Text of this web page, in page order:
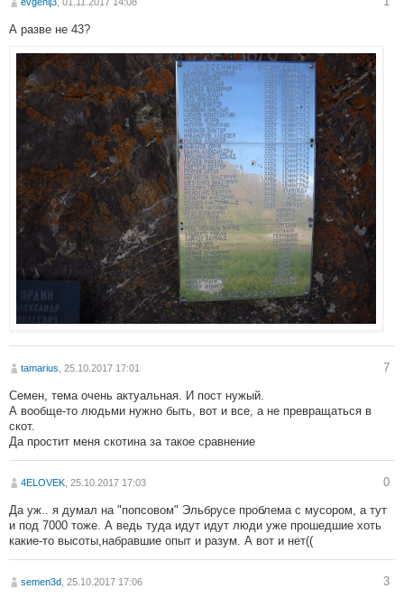
А разве не 43?
tamarius , 25.10.2017 17:01 7
Семен, тема очень актуальная. И пост нужый.
А вообще-то людьми нужно быть, вот и все, а не превращаться в
скот.
Да простит меня скотина за такое сравнение
4ELOVEK , 25.10.2017 17:03 0
Да уж.. я думал на "попсовом" Эльбрусе проблема с мусором, а тут
и под 7000 тоже. А ведь туда идут идут люди уже прошедшие хоть
какие-то высоты,набравшие опыт и разум. А вот и нет((
semen3d , 25.10.2017 17:06 3